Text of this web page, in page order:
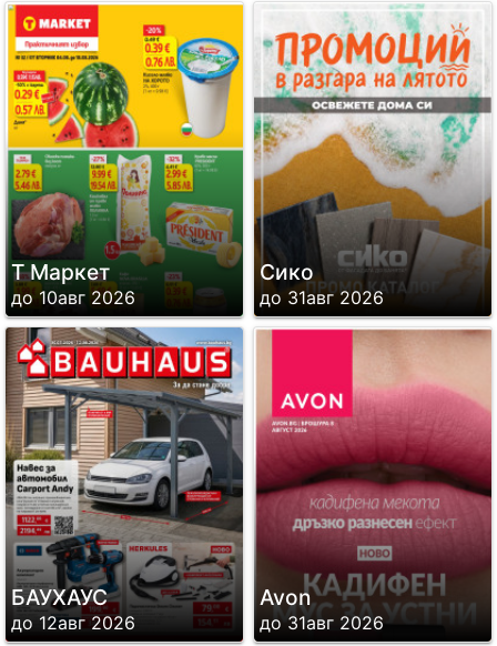
Т Маркет
до 10авг 2026
Сико
до 31авг 2026
БАУХАУС
до 12авг 2026
Avon
до 31авг 2026